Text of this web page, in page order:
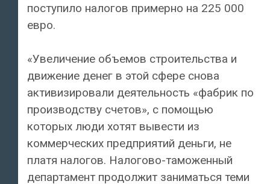
поступило налогов примерно на 225 000
евро.
«Увеличение объемов строительства и
движение денег в этой сфере снова
активизировали деятельность «фабрик по
производству счетов», с помощью
которых люди хотят вывести из
коммерческих предприятий деньги, не
платя налогов. Налогово-таможенный
департамент продолжит заниматься теми